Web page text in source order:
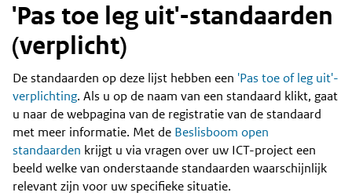
'Pas toe leg uit'-standaarden
(verplicht)
Content
De standaarden op deze lijst hebben een 'Pas toe of leg uit'-
verplichting. Als u op de naam van een standaard klikt, gaat
u naar de webpagina van de registratie van de standaard
met meer informatie. Met de Beslisboom open
standaarden krijgt u via vragen over uw ICT-project een
beeld welke van onderstaande standaarden waarschijnlijk
relevant zijn voor uw specifieke situatie.